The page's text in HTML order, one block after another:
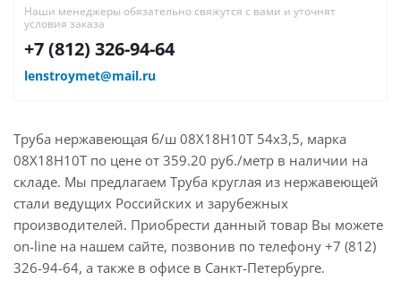
Наши менеджеры обязательно свяжутся с вами и уточнят
условия заказа
+7 (812) 326-94-64
lenstroymet@mail.ru
Труба нержавеющая б/ш 08Х18Н10Т 54х3,5, марка
08Х18Н10Т по цене от 359.20 руб./метр в наличии на
складе. Мы предлагаем Труба круглая из нержавеющей
стали ведущих Российских и зарубежных
производителей. Приобрести данный товар Вы можете
on-line на нашем сайте, позвонив по телефону +7 (812)
326-94-64, а также в офисе в Санкт-Петербурге.